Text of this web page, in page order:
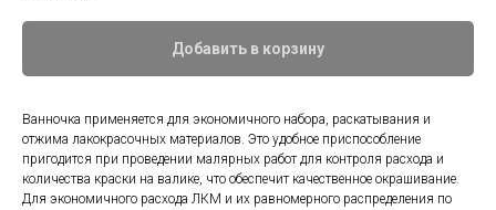
Добавить в корзину
Ванночка применяется для экономичного набора, раскатывания и
отжима лакокрасочных материалов. Это удобное приспособление
пригодится при проведении малярных работ для контроля расхода и
количества краски на валике, что обеспечит качественное окрашивание.
Для экономичного расхода ЛКМ и их равномерного распределения по